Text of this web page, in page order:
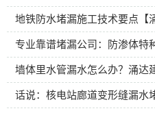
地铁防水堵漏施工技术要点【
专业靠谱堵漏公司：防渗体特
话说：核电站廊道变形缝漏水